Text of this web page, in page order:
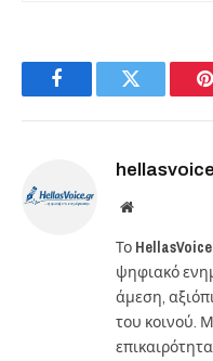
FacebookTwitter
hellasvoice
Website
Το
ψηφιακό
άμεση,
του κοινού.